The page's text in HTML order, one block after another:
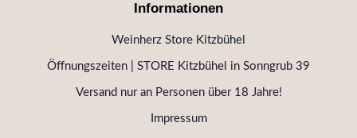
Informationen
Weinherz Store Kitzbühel
Öffnungszeiten | STORE Kitzbühel in Sonngrub 39
Versand nur an Personen über 18 Jahre!
Impressum